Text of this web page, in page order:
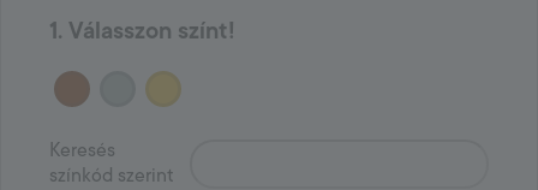
1. Válasszon színt!
Keresés
színkód szerint